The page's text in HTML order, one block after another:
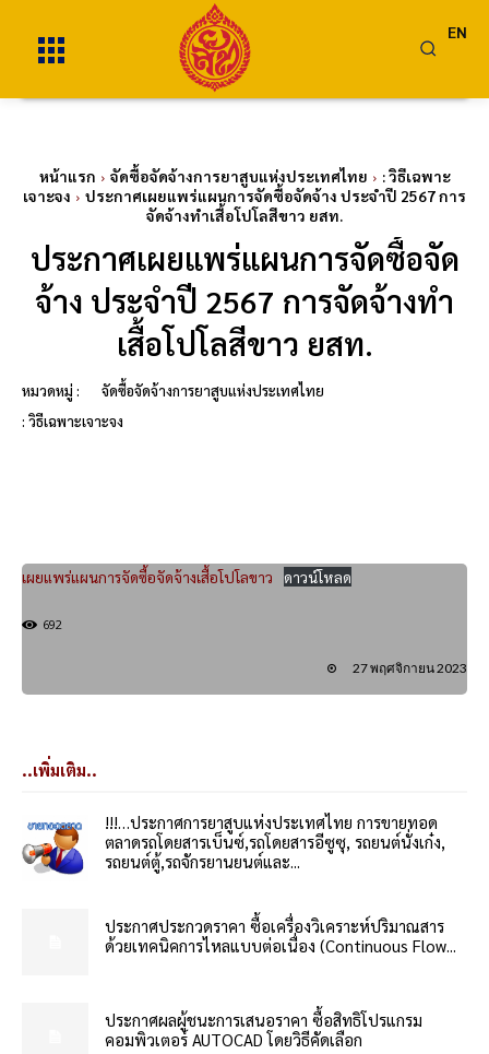
EN
หน้าแรก จัดซื้อจัดจ้างการยาสูบแห่งประเทศไทย
: วิธีเฉพาะ
เจาะจง
ประกาศเผยแพร่แผนการจัดซื้อจัดจ้าง ประจำปี 2567 การ
จัดจ้างทำเสื้อโปโลสีขาว ยสท.
ประกาศเผยแพร่แผนการจัดซื้อจัด
จ้าง ประจำปี 2567 การจัดจ้างทำ
เสื้อโปโลสีขาว ยสท.
หมวดหมู่ :
จัดซื้อจัดจ้างการยาสูบแห่งประเทศไทย
: วิธีเฉพาะเจาะจง
เผยแพร่แผนการจัดซื้อจัดจ้างเสื้อโปโลขาว ดาวน์โหลด
692
27 พฤศจิกายน 2023
..เพิ่มเติม..
!!!…ประกาศการยาสูบแห่งประเทศไทย การขายทอด
ตลาดรถโดยสารเบ็นซ์,รถโดยสารอีซูซุ, รถยนต์นั่งเก๋ง,
รถยนต์ตู้,รถจักรยานยนต์และ...
ประกาศประกวดราคา ซื้อเครื่องวิเคราะห์ปริมาณสาร
ด้วยเทคนิคการไหลแบบต่อเนื่อง (Continuous Flow...
ประกาศผลผู้ชนะการเสนอราคา ซื้อสิทธิโปรแกรม
คอมพิวเตอร์ AUTOCAD โดยวิธีคัดเลือก